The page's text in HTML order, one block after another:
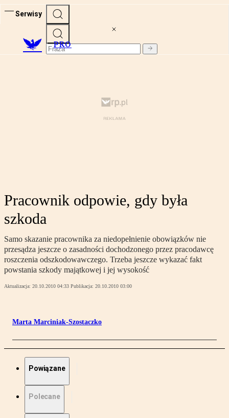
Serwisy
PRO
Pracownik odpowie, gdy była
szkoda
Samo skazanie pracownika za niedopełnienie obowiązków nie
przesądza jeszcze o zasadności dochodzonego przez pracodawcę
roszczenia odszkodowawczego. Trzeba jeszcze wykazać fakt
powstania szkody majątkowej i jej wysokość
Aktualizacja: 20.10.2010 04:33 Publikacja: 20.10.2010 03:00
Marta Marciniak-Szostaczko
Powiązane
Polecane